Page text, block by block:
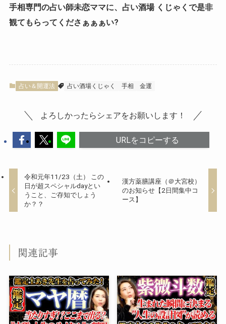
手相専門の占い師未恋ママに、占い酒場 くじゃくで是非
観てもらってくださぁぁぁい?
占い＆開運法 占い酒場くじゃく 手相 金運
よろしかったらシェアをお願いします！
URLをコピーする
令和元年11/23（土） この
日が超スペシャルdayとい
うこと、ご存知でしょう
か？？
漢方薬膳講座（＠大宮校）
のお知らせ【2日間集中コ
ース】
関連記事